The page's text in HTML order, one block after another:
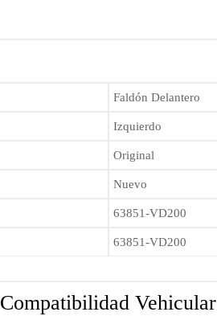
Faldón Delantero
Izquierdo
Original
Nuevo
63851-VD200
63851-VD200
Compatibilidad Vehicular